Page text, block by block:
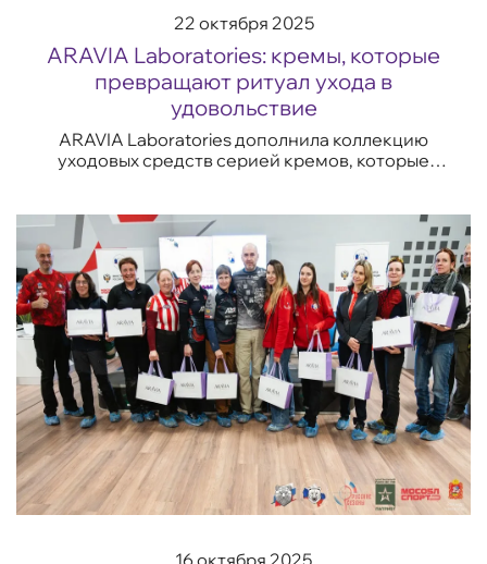
22 октября 2025
ARAVIA Laboratories: кремы, которые
превращают ритуал ухода в
удовольствие
ARAVIA Laboratories дополнила коллекцию
уходовых средств серией кремов, которые
с несо...